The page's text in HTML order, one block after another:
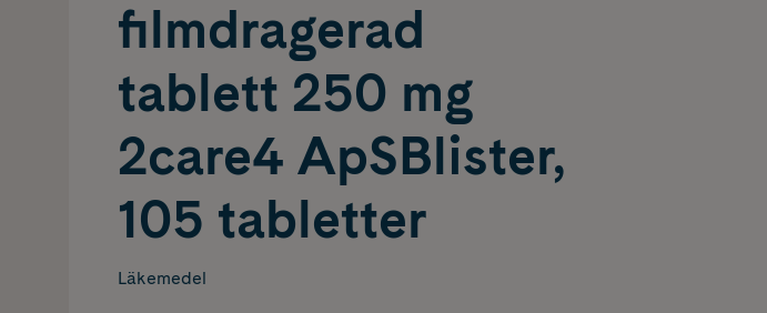
filmdragerad
tablett 250 mg
2care4 ApSBlister,
105 tabletter
Läkemedel